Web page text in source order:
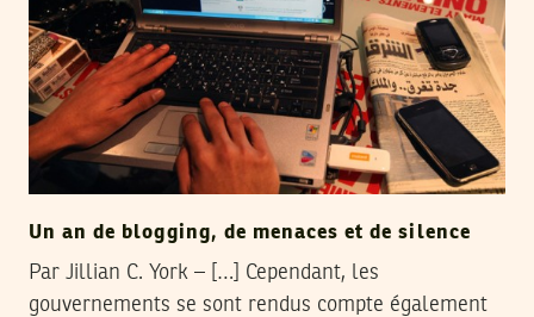
Un an de blogging, de menaces et de silence
Par Jillian C. York – […] Cependant, les
gouvernements se sont rendus compte également